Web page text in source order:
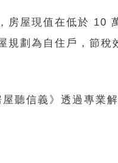
房屋現值在低於 10
劃為自住戶，節稅
聽信義》透過專業